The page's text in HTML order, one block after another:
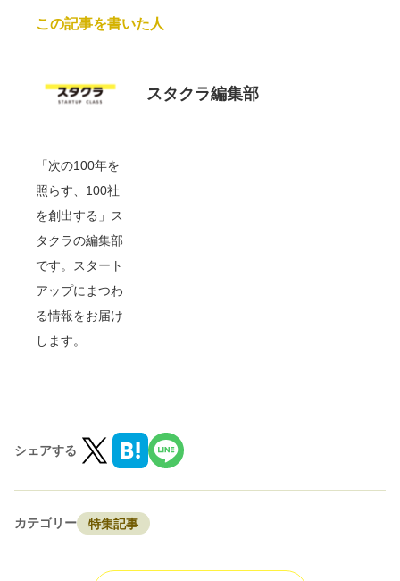
この記事を書いた人
スタクラ編集部
「次の100年を
照らす、100社
を創出する」ス
タクラの編集部
です。スタート
アップにまつわ
る情報をお届け
します。
シェアする
カテゴリー 特集記事